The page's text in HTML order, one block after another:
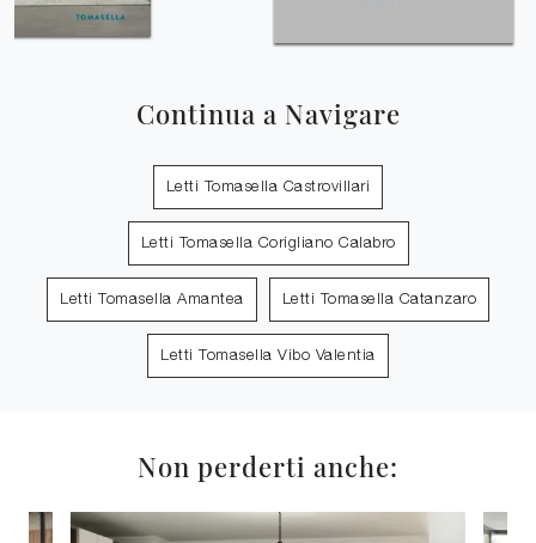
Continua a Navigare
Letti Tomasella Castrovillari
Letti Tomasella Corigliano Calabro
Letti Tomasella Amantea Letti Tomasella Catanzaro
Letti Tomasella Vibo Valentia
Non perderti anche: